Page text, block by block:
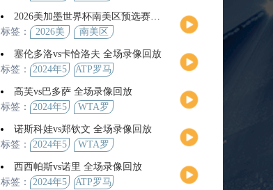
2026美加墨世界杯南美区预选赛第9轮全场集锦
标签：
2026美
界杯
南美区
塞伦多洛vs卡恰洛夫 全场录像回放
标签：
2024年5
ATP罗马
男单第3
轮
高芙vs巴多萨 全场录像回放
标签：
2024年5
WTA罗
赛女单
第4轮
诺斯科娃vs郑钦文 全场录像回放
标签：
2024年5
WTA罗
赛女单
第3轮
西西帕斯vs诺里 全场录像回放
标签：
2024年5
ATP罗马